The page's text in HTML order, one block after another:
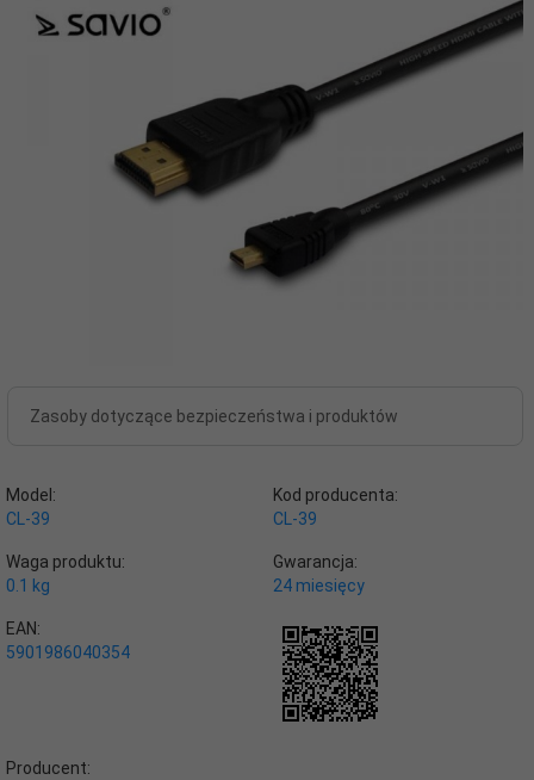
Zasoby dotyczące bezpieczeństwa i produktów
Model:
CL-39
Kod producenta:
CL-39
Waga produktu:
0.1 kg
Gwarancja:
24 miesięcy
EAN:
5901986040354
Producent: